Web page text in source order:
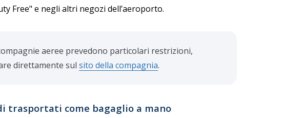
Free" e negli altri negozi dell’aeroporto.
aeree prevedono particolari restrizioni,
direttamente sulsito della compagnia.
trasportati come bagaglio a mano